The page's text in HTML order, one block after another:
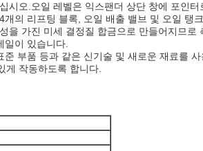
시오.오일 레벨은 익스팬더 상단 창에 포인터
의 리프팅 블록, 오일 배출 밸브 및 오일 탱
가진 미세 결정질 합금으로 만들어지므
이 있습니다.
부품 등과 같은 신기술 및 새로운 재료를 사
게 작동하도록 합니다.